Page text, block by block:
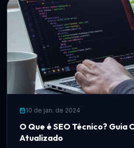
10 de jan. de 2024
O Que é SEO Técnico? Guia
Atualizado